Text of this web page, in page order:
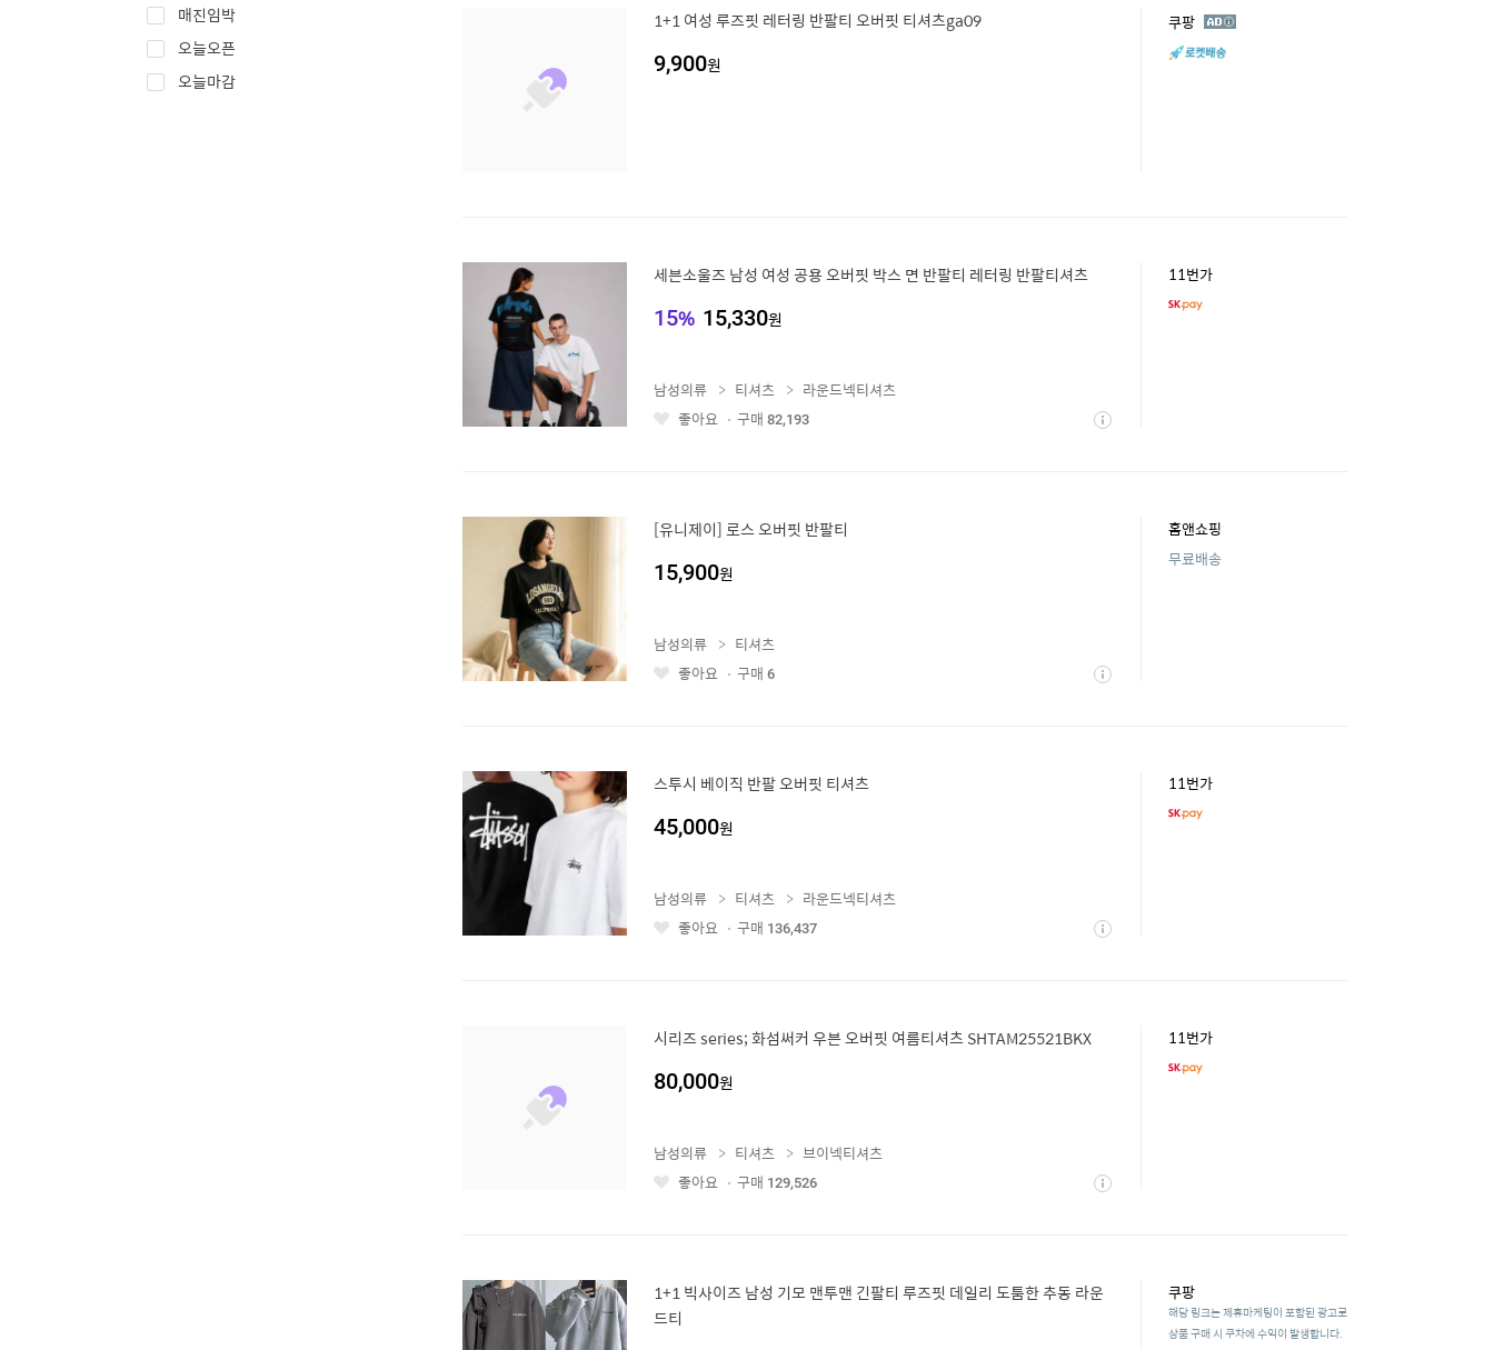
매진임박
오늘오픈
오늘마감
1+1 여성 루즈핏 레터링 반팔티 오버핏 티셔츠ga09
9,900원
쿠팡 광
고
세븐소울즈 남성 여성 공용 오버핏 박스 면 반팔티 레터링 반팔티셔츠
15% 15,330원
11번가
좋 상
남성의류 티셔츠
라운드넥티셔츠
좋아요
구매 82,193
[유니제이] 로스 오버핏 반팔티
15,900원
홈앤쇼핑
무료배송
좋 상
남성의류
티셔츠
좋아요
구매 6
스투시 베이직 반팔 오버핏 티셔츠
45,000원
11번가
좋 상
남성의류 티셔츠
라운드넥티셔츠
좋아요
구매 136,437
시리즈 series; 화섬써커 우븐 오버핏 여름티셔츠 SHTAM25521BKX
80,000원
11번가
좋 상
남성의류 티셔츠
브이넥티셔츠
좋아요
구매 129,526
1+1 빅사이즈 남성 기모 맨투맨 긴팔티 루즈핏 데일리 도툼한 추동 라운
드티
쿠팡
해당 링크는 제휴마케팅이 포함된 광고로
상품 구매 시 쿠차에 수익이 발생합니다.